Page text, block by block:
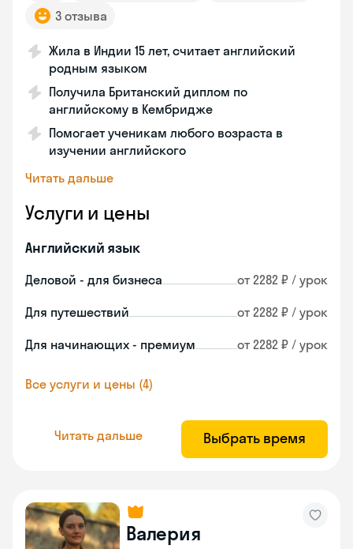
3 отзыва
Жила в Индии 15 лет, считает английский
родным языком
Получила Британский диплом по
английскому в Кембридже
Помогает ученикам любого возраста в
изучении английского
Читать дальше
Услуги и цены
Английский язык
Деловой - для бизнеса от 2282 ₽ / урок
Для путешествий от 2282 ₽ / урок
Для начинающих - премиум от 2282 ₽ / урок
Все услуги и цены (4)
Читать дальше Выбрать время
Валерия